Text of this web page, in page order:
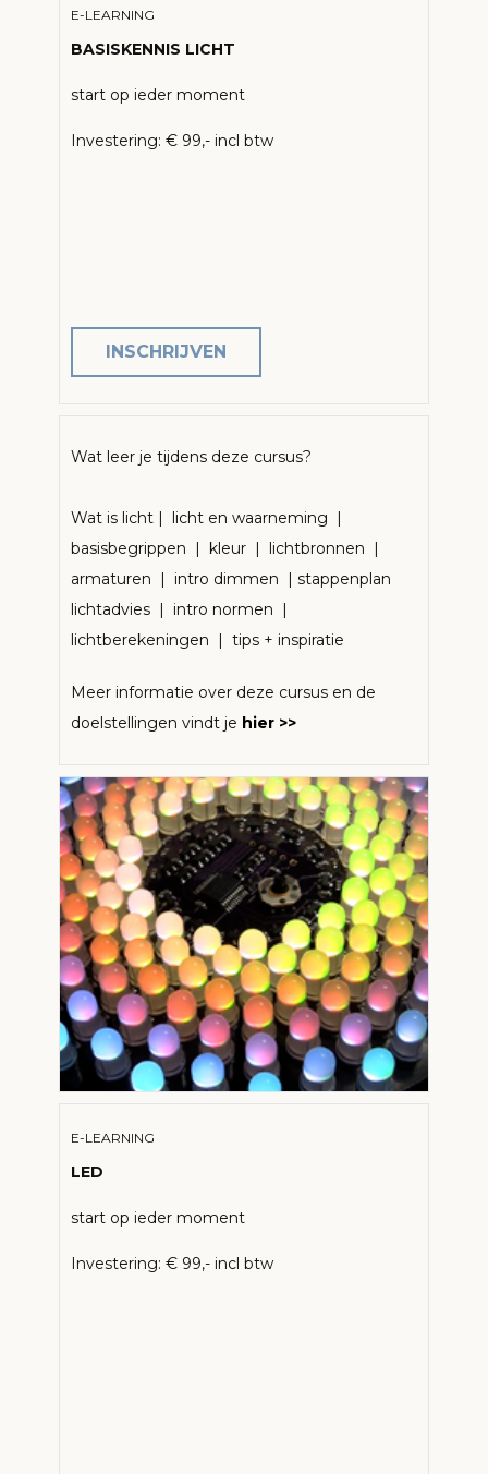
E-LEARNING
BASISKENNIS LICHT
start op ieder moment
Investering: € 99,- incl btw
INSCHRIJVEN
Wat leer je tijdens deze cursus?
Wat is licht | licht en waarneming |
basisbegrippen | kleur | lichtbronnen |
armaturen | intro dimmen | stappenplan
lichtadvies | intro normen |
lichtberekeningen | tips + inspiratie
Meer informatie over deze cursus en de
doelstellingen vindt je hier >>
E-LEARNING
LED
start op ieder moment
Investering: € 99,- incl btw